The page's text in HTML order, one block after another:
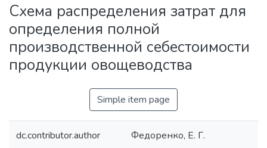
Statistics
Схема распределения затрат для
определения полной
производственной себестоимости
продукции овощеводства
Simple item page
dc.contributor.author Федоренко, Е. Г.